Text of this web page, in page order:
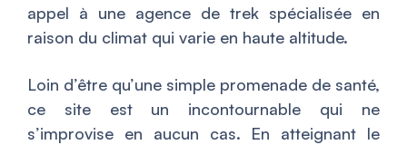
appel à une agence de trek spécialisée en
raison du climat qui varie en haute altitude.
Loin d’être qu’une simple promenade de santé,
ce site est un incontournable qui ne
s’improvise en aucun cas. En atteignant le